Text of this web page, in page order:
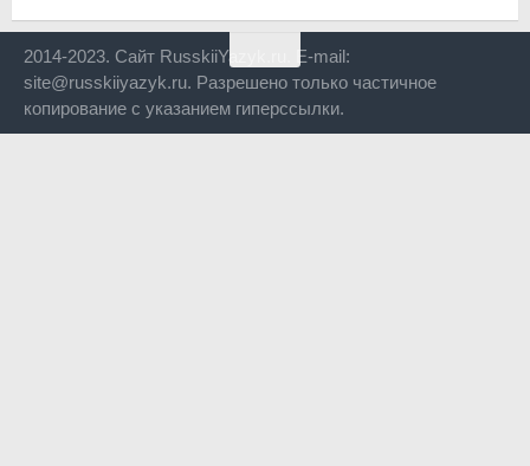
2014-2023. Сайт RusskiiYazyk.ru. E-mail:
site@russkiiyazyk.ru. Разрешено только частичное
копирование с указанием гиперссылки.